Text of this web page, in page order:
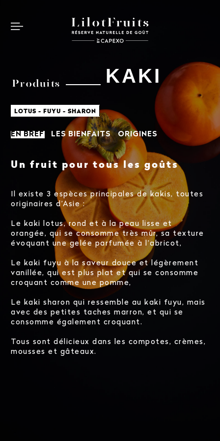
Produits KAKI
LOTUS - FUYU - SHARON
EN BREF LES BIENFAITS ORIGINES
Un fruit pour tous les goûts
Il existe 3 espèces principales de kakis, toutes
originaires d’Asie :
Le kaki lotus, rond et à la peau lisse et
orangée, qui se consomme très mûr, sa texture
évoquant une gelée parfumée à l’abricot,
Le kaki fuyu à la saveur douce et légèrement
vanillée, qui est plus plat et qui se consomme
croquant comme une pomme,
Le kaki sharon qui ressemble au kaki fuyu, mais
avec des petites taches marron, et qui se
consomme également croquant.
Tous sont délicieux dans les compotes, crèmes,
mousses et gâteaux.